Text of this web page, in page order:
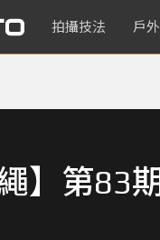
拍攝技法 戶
繩】第83